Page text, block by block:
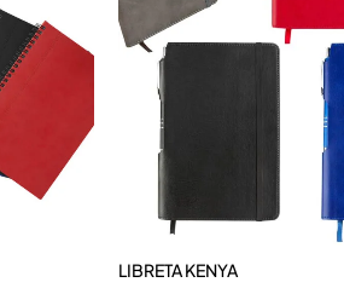
LIBRETA KENYA